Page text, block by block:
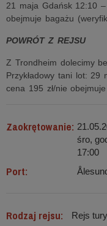
21 maja Gdańsk 12:10
obejmuje bagażu
POWRÓT Z REJSU
Z Trondheim dolecimy
Przykładowy tani lot: 29
cena 195 zł/nie
Zaokrętowanie:
śro,
17:00
Port:
Rodzaj rejsu: Rejs